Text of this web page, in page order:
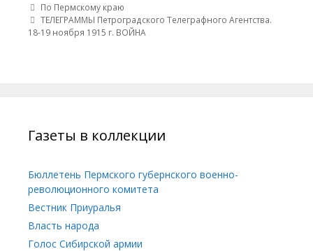
Post navigation
По Пермскому краю
ТЕЛЕГРАММЫ Петроградского Телеграфного Агентства.
18-19 ноября 1915 г. ВОЙНА
Газеты в коллекции
Бюллетень Пермского губернского военно-
революционного комитета
Вестник Приуралья
Власть народа
Голос Сибирской армии